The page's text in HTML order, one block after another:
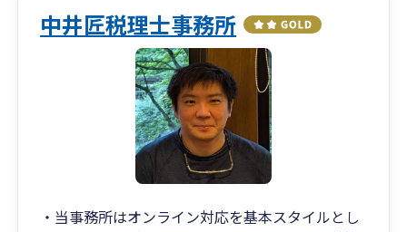
中井匠税理士事務所
・当事務所はオンライン対応を基本スタイルとし